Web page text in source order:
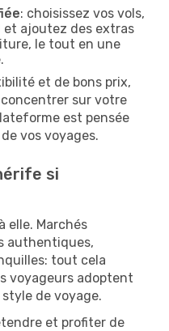
: choisissez vos vols,
ajoutez des extras
le tout en une
et de bons prix,
sur votre
est pensée
vos voyages.
si
elle. Marchés
authentiques,
tout cela
voyageurs adoptent
de voyage.
et profiter de